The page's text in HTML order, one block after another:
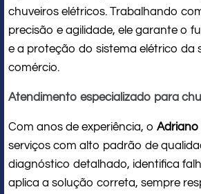
chuveiros elétricos. Trabalhando
precisão e agilidade, ele garante o
e a proteção do sistema elétrico da
comércio.
Atendimento especializado para
Com anos de experiência, o Adriano
serviços com alto padrão de
diagnóstico detalhado, identifica
aplica a solução correta, sempre